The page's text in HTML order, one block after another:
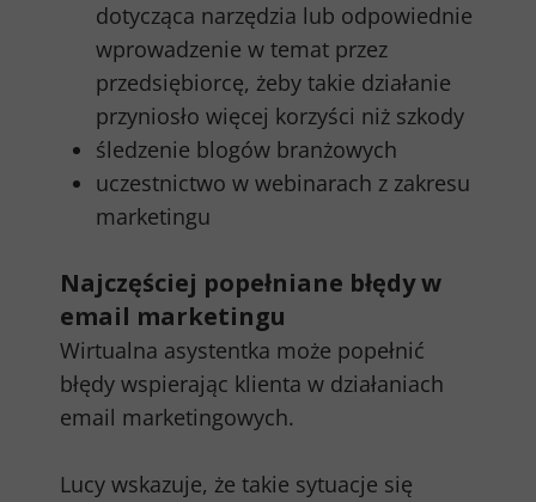
dotycząca narzędzia lub odpowiednie
wprowadzenie w temat przez
przedsiębiorcę, żeby takie działanie
przyniosło więcej korzyści niż szkody
śledzenie blogów branżowych
uczestnictwo w webinarach z zakresu
marketingu
Najczęściej popełniane błędy w
email marketingu
Wirtualna asystentka może popełnić
błędy wspierając klienta w działaniach
email marketingowych.
Lucy wskazuje, że takie sytuacje się